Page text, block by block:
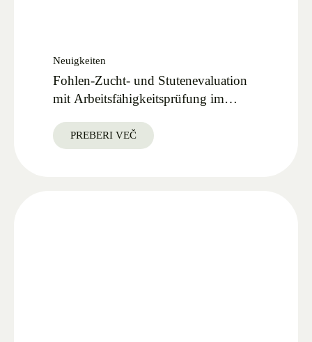
Neuigkeiten
Fohlen-Zucht- und Stutenevaluation
mit Arbeitsfähigkeitsprüfung im
PREBERI VEČ